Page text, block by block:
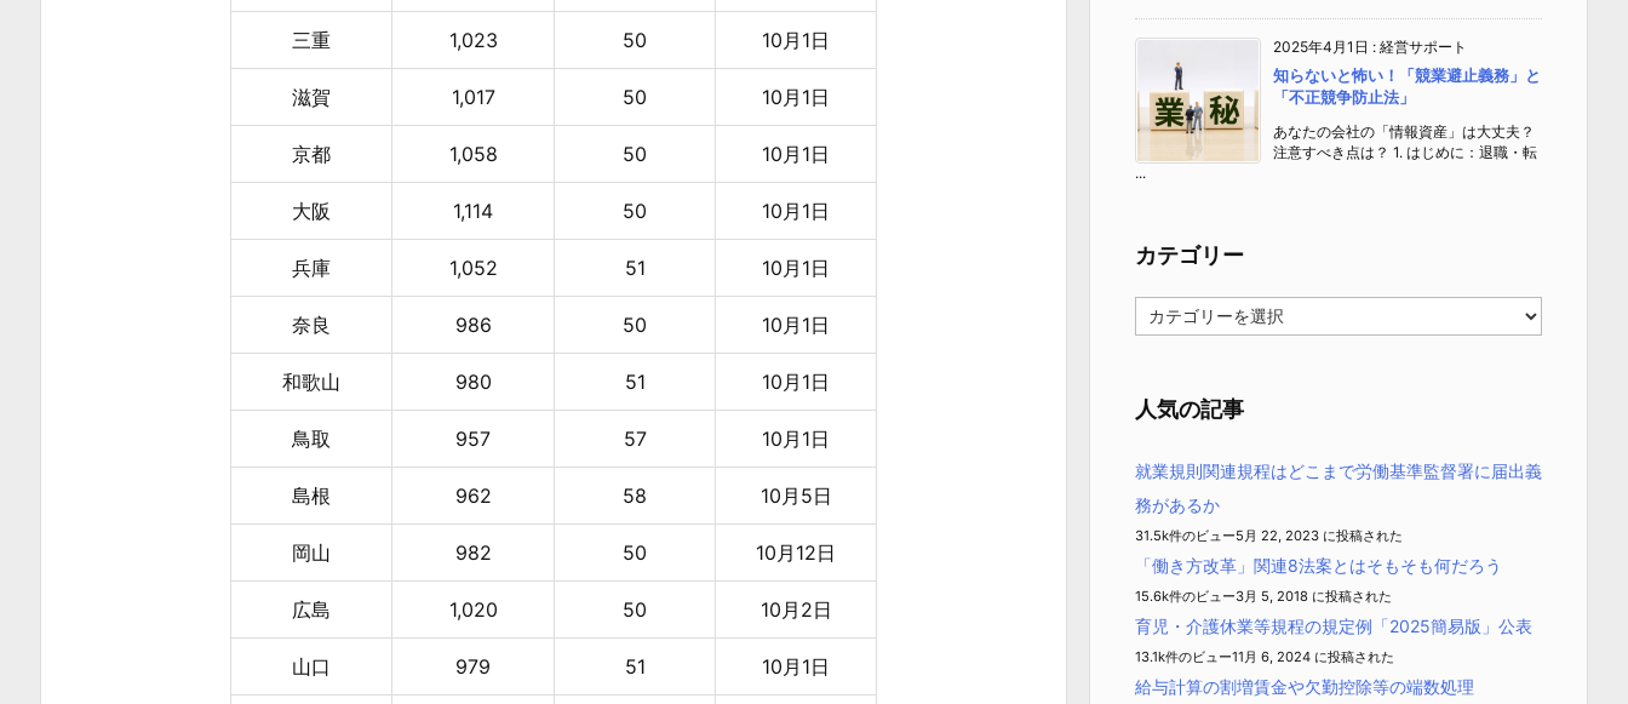
三重 1,023 50 10月1日
滋賀 1,017 50 10月1日
京都 1,058 50 10月1日
大阪 1,114 50 10月1日
兵庫 1,052 51 10月1日
奈良 986 50 10月1日
和歌山 980 51 10月1日
鳥取 957 57 10月1日
島根 962 58 10月5日
岡山 982 50 10月12日
広島 1,020 50 10月2日
山口 979 51 10月1日
2025年4月1日 : 経営サポート
知らないと怖い！「競業避止義務」と
「不正競争防止法」
あなたの会社の「情報資産」は大丈夫？
注意すべき点は？ 1. はじめに：退職・転
...
カテゴリー
テ
ー
人気の記事
就業規則関連規程はどこまで労働基準監督署に届出義
務があるか
31.5k件のビュー5月 22, 2023 に投稿された
「働き方改革」関連8法案とはそもそも何だろう
15.6k件のビュー3月 5, 2018 に投稿された
育児・介護休業等規程の規定例「2025簡易版」公表
13.1k件のビュー11月 6, 2024 に投稿された
給与計算の割増賃金や欠勤控除等の端数処理